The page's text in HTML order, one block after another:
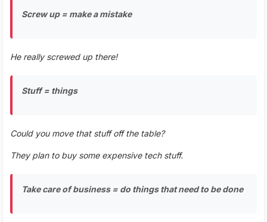
Screw up = make a mistake
He really screwed up there!
Stuff = things
Could you move that stuff off the table?
They plan to buy some expensive tech stuff.
Take care of business = do things that need to be done